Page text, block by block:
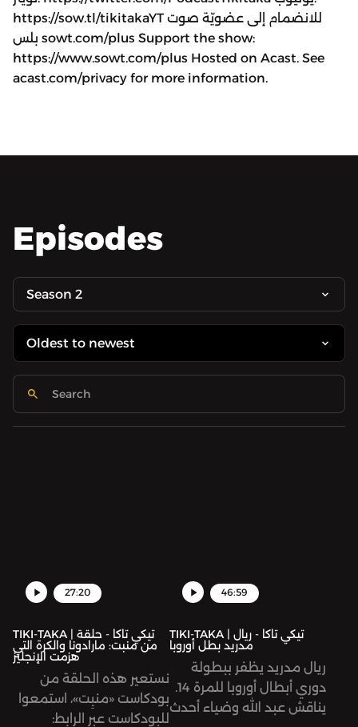
https://sow.tl/tikitakaYT للانضمام إلى عضويّة صوت
بلس sowt.com/plus Support the show:
https://www.sowt.com/plus Hosted on Acast. See
acast.com/privacy for more information.
Episodes
Season 2
27:20
TIKI-TAKA | تيكي تاكا - حلقة
من منبت: مارادونا والكرة التي
هزمت الإنجليز
نستعير هذه الحلقة من
بودكاست «منبِت»، استمعوا
للبودكاست عبر الرابط:
46:59
TIKI-TAKA | تيكي تاكا - ريال
مدريد بطل أوروبا
ريال مدريد يظفر ببطولة
دوري أبطال أوروبا للمرة 14.
يناقش عبد الله وضياء أحدث